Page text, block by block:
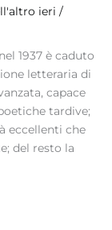
ieri /
1937 è caduto
letteraria di
capace
tardive;
eccellenti che
del resto la